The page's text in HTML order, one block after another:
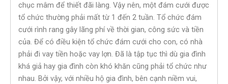
chục mâm để thiết đãi làng. Vậy nên, một đám cưới được
tổ chức thường phải mất từ 1 đến 2 tuần. Tổ chức đám
cưới rình rang gây lãng phí về thời gian, công sức và tiền
của. Để có điều kiện tổ chức đám cưới cho con, có nhà
phải đi vay tiền hoặc vay lợn. Đã là tập tục thì dù gia đình
khá giả hay gia đình còn khó khăn cũng phải tổ chức như
nhau. Bởi vậy, với nhiều hộ gia đình, bên cạnh niềm vui,